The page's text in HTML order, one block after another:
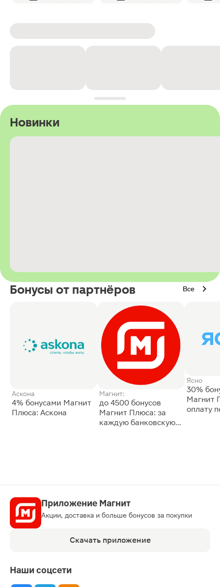
Новинки
Бонусы от партнёров Все
Аскона
4% бонусами Магнит
Плюса: Аскона
Магнит:
до 4500 бонусов
Магнит Плюса: за
каждую банковскую
Ясно
30%
Магнит
оплату
Приложение Магнит
Акции, доставка и больше бонусов за покупки
Скачать приложение
Наши соцсети